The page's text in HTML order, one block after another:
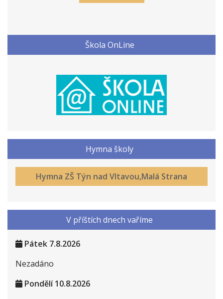
Škola OnLine
Hymna školy
Hymna ZŠ Týn nad Vltavou,Malá Strana
V příštích dnech vaříme
Pátek 7.8.2026
Nezadáno
Pondělí 10.8.2026